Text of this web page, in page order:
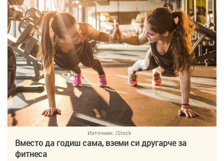
Източник: iStock
Вместо да годиш сама, вземи си другарче за
фитнеса